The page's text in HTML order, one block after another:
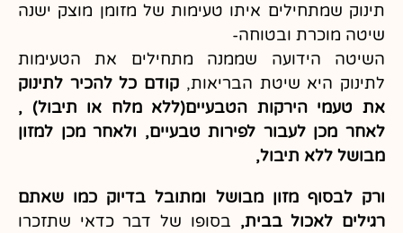
תינוק שמתחילים איתו טעימות של מזומן מוצק ישנה
שיטה מוכרת ובטוחה-
השיטה הידועה שממנה מתחילים את הטעימות
לתינוק היא שיטת הבריאות, קודם כל להכיר לתינוק
את טעמי הירקות הטבעיים(ללא מלח או תיבול) ,
לאחר מכן לעבור לפירות טבעיים, ולאחר מכן למזון
מבושל ללא תיבול,
ורק לבסוף מזון מבושל ומתובל בדיוק כמו שאתם
רגילים לאכול בבית, בסופו של דבר כדאי שתזכרו